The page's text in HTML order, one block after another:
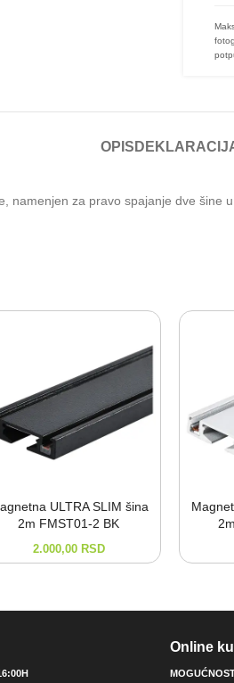
OPIS
za pravo spajanje dve
ULTRA SLIM šina
2m FMST01-⁠2 BK
2.000,00 RSD
Online